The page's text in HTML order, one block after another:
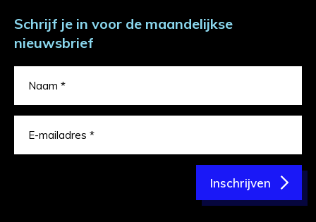
Schrijf je in voor de maandelijkse
nieuwsbrief
Inschrijven